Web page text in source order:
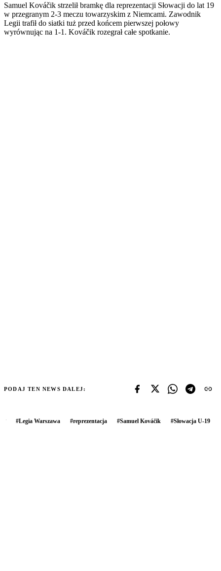
Samuel Kováčik strzelił bramkę dla reprezentacji Słowacji do lat 19
w przegranym 2-3 meczu towarzyskim z Niemcami. Zawodnik
Legii trafił do siatki tuż przed końcem pierwszej połowy
wyrównując na 1-1. Kováčik rozegrał całe spotkanie.
PODAJ TEN NEWS DALEJ:
#Legia Warszawa #reprezentacja #Samuel Kováčik #Słowacja U-19